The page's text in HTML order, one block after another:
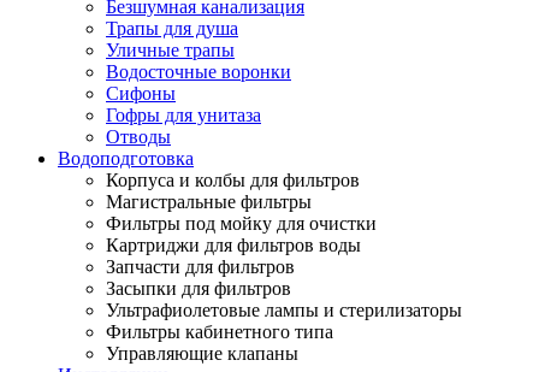
Безшумная канализация
Трапы для душа
Уличные трапы
Водосточные воронки
Сифоны
Гофры для унитаза
Отводы
Водоподготовка
Корпуса и колбы для фильтров
Магистральные фильтры
Фильтры под мойку для очистки
Картриджи для фильтров воды
Запчасти для фильтров
Засыпки для фильтров
Ультрафиолетовые лампы и стерилизаторы
Фильтры кабинетного типа
Управляющие клапаны